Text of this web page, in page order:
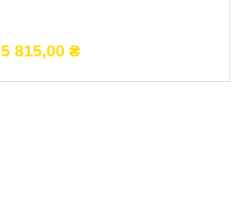
5 815,00 ₴